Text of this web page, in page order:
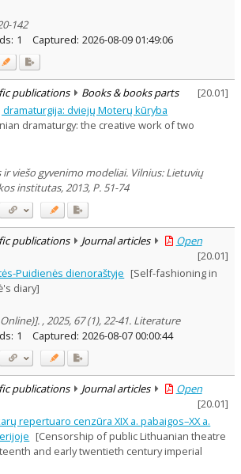
142
1 Captured: 2026-08-09 01:49:06
publications Books & books parts [20.01]
dviejų Moterų kūryba
dramaturgy: the creative work of two
ir viešo gyvenimo modeliai. Vilnius: Lietuvių
institutas, 2013, P. 51-74
publications Journal articles
Open
[20.01]
Puidienės dienoraštyje [Self-fashioning in
diary]
, 2025, 67 (1), 22-41. Literature
1 Captured: 2026-08-07 00:00:44
publications Journal articles
Open
[20.01]
repertuaro cenzūra XIX a. pabaigos–XX a.
[Censorship of public Lithuanian theatre
and early twentieth century imperial